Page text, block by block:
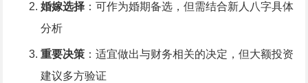
婚嫁选择：可作为婚期备选，但需结合新人八字具体
分析
重要决策：适宜做出与财务相关的决定，但大额投资
建议多方验证